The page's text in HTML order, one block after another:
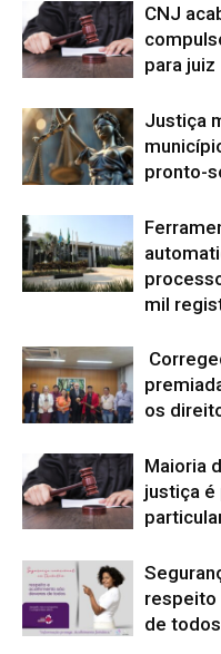
CNJ
para juiz
Justiça
pronto-
mil
os
Maioria
justiça
respeito
de todos